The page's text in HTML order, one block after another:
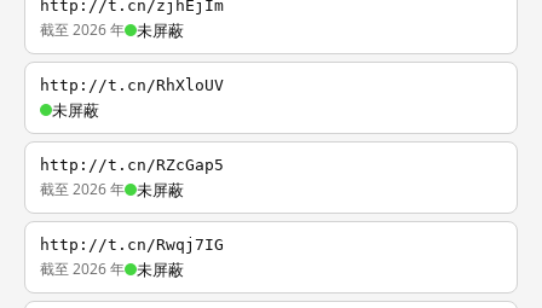
http://t.cn/zjhEjIm
截至 2026 年 未屏蔽
http://t.cn/RhXloUV
未屏蔽
http://t.cn/RZcGap5
截至 2026 年 未屏蔽
http://t.cn/Rwqj7IG
截至 2026 年 未屏蔽